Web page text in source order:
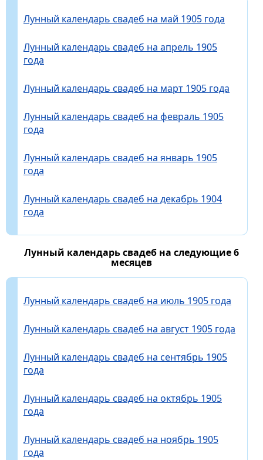
Лунный календарь свадеб на май 1905 года
Лунный календарь свадеб на апрель 1905
года
Лунный календарь свадеб на март 1905 года
Лунный календарь свадеб на февраль 1905
года
Лунный календарь свадеб на январь 1905
года
Лунный календарь свадеб на декабрь 1904
года
Лунный календарь свадеб на следующие 6
месяцев
Лунный календарь свадеб на июль 1905 года
Лунный календарь свадеб на август 1905 года
Лунный календарь свадеб на сентябрь 1905
года
Лунный календарь свадеб на октябрь 1905
года
Лунный календарь свадеб на ноябрь 1905
года